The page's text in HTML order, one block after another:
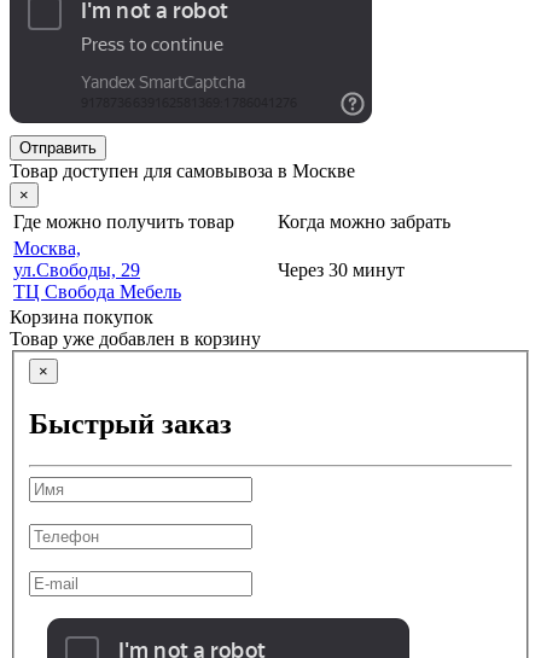
Отправить
Товар доступен для самовывоза в Москве
×
Где можно получить товар
Когда можно забрать
Москва,
ул.Свободы, 29
ТЦ Свобода Мебель
Через 30 минут
Корзина покупок
Товар уже добавлен в корзину
×
Быстрый заказ